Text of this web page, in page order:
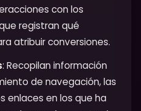
con los
registran qué
atribuir conversiones.
: Recopilan información
de navegación, las
enlaces en los que ha